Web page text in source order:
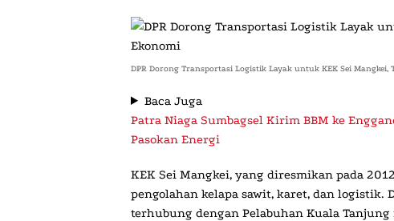
DPR Dorong Transportasi Logistik Layak untuk KEK Sei
Baca Juga
Patra Niaga Sumbagsel Kirim BBM ke
Pasokan Energi
KEK Sei Mangkei, yang diresmikan pada
pengolahan kelapa sawit, karet, dan logistik.
terhubung dengan Pelabuhan Kuala